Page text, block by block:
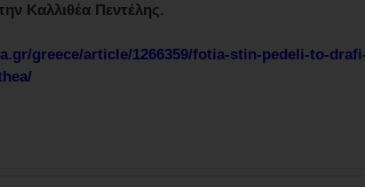
Καλλιθέα Πεντέλης.
greece/article/1266359/fotia-stin-pedeli-to-